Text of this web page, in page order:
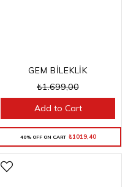
GEM BİLEKLİK
₺1.699,00
40% OFF ON CART ₺1019,40
Add to Cart